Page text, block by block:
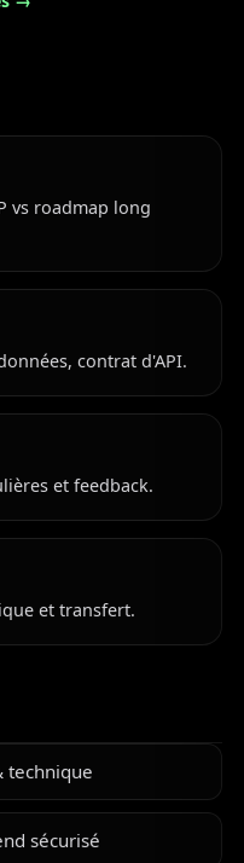
vs roadmap long
contrat d'API.
et feedback.
et transfert.
technique
sécurisé